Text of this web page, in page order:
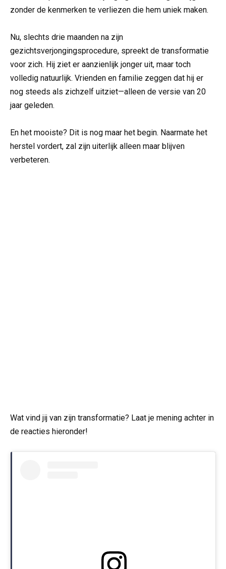
zonder de kenmerken te verliezen die hem uniek maken.
Nu, slechts drie maanden na zijn
gezichtsverjongingsprocedure, spreekt de transformatie
voor zich. Hij ziet er aanzienlijk jonger uit, maar toch
volledig natuurlijk. Vrienden en familie zeggen dat hij er
nog steeds als zichzelf uitziet—alleen de versie van 20
jaar geleden.
En het mooiste? Dit is nog maar het begin. Naarmate het
herstel vordert, zal zijn uiterlijk alleen maar blijven
verbeteren.
Wat vind jij van zijn transformatie? Laat je mening achter in
de reacties hieronder!